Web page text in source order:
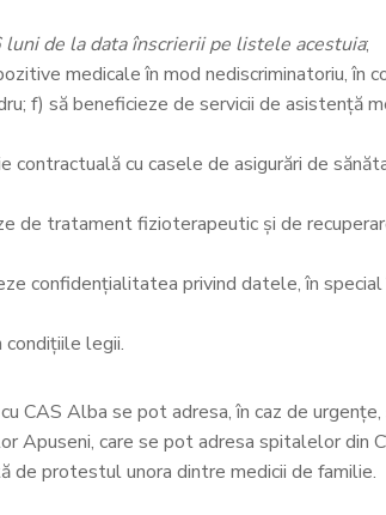
de la data înscrierii pe listele acestuia;
medicale în mod nediscriminatoriu, în
f) să beneficieze de servicii de asistenţă
cu casele de asigurări de
de tratament fizioterapeutic şi de
confidenţialitatea privind datele, în
condiţiile legii.
CAS Alba se pot adresa, în caz de
Apuseni, care se pot adresa spitalelor din
de protestul unora dintre medicii de familie.